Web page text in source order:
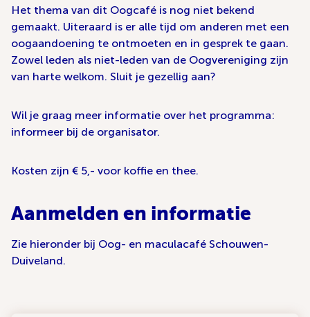
Het thema van dit Oogcafé is nog niet bekend
gemaakt. Uiteraard is er alle tijd om anderen met een
oogaandoening te ontmoeten en in gesprek te gaan.
Zowel leden als niet-leden van de Oogvereniging zijn
van harte welkom. Sluit je gezellig aan?
Wil je graag meer informatie over het programma:
informeer bij de organisator.
Kosten zijn € 5,- voor koffie en thee.
Aanmelden en informatie
Zie hieronder bij Oog- en maculacafé Schouwen-
Duiveland.